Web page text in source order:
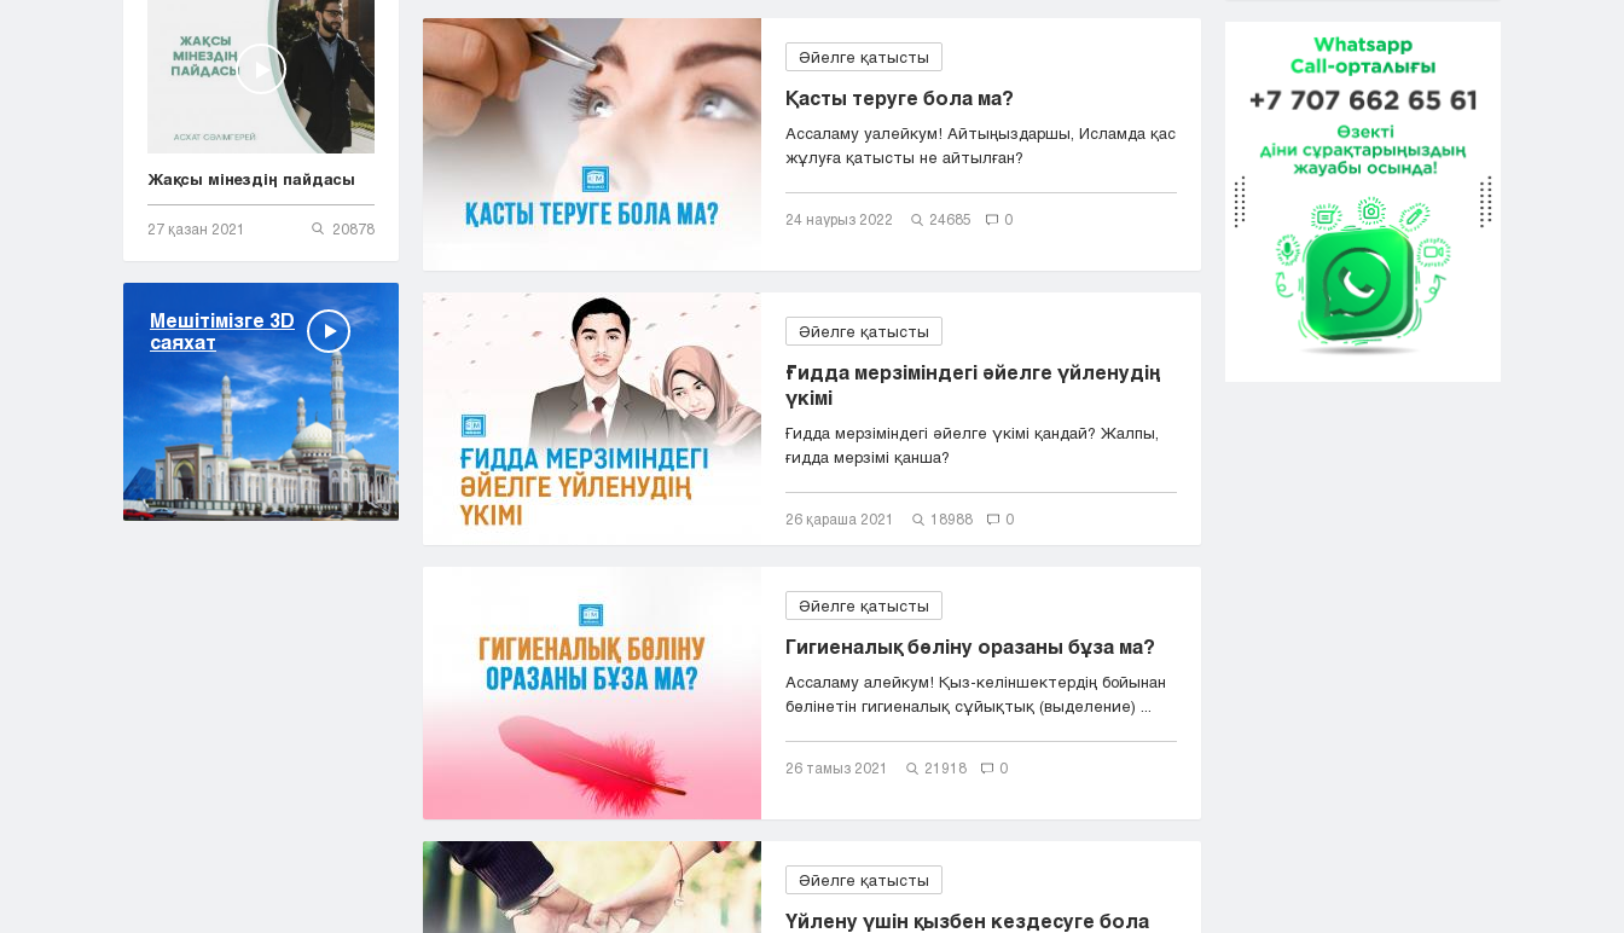
Жақсы мінездің пайдасы
27 қазан 2021 20878
Мешітімізге 3D
саяхат
Әйелге қатысты
Қасты теруге бола ма?
Ассаламу уалейкум! Айтыңыздаршы, Исламда қас
жұлуға қатысты не айтылған?
24 наурыз 2022 24685 0
Әйелге қатысты
Ғидда мерзіміндегі әйелге үйленудің
үкімі
Ғидда мерзіміндегі әйелге үкімі қандай? Жалпы,
ғидда мерзімі қанша?
26 қараша 2021 18988 0
Әйелге қатысты
Гигиеналық бөліну оразаны бұза ма?
Ассаламу алейкум! Қыз-келіншектердің бойынан
бөлінетін гигиеналық сұйықтық (выделение) ...
26 тамыз 2021 21918 0
Әйелге қатысты
Үйлену үшін қызбен кездесуге бола